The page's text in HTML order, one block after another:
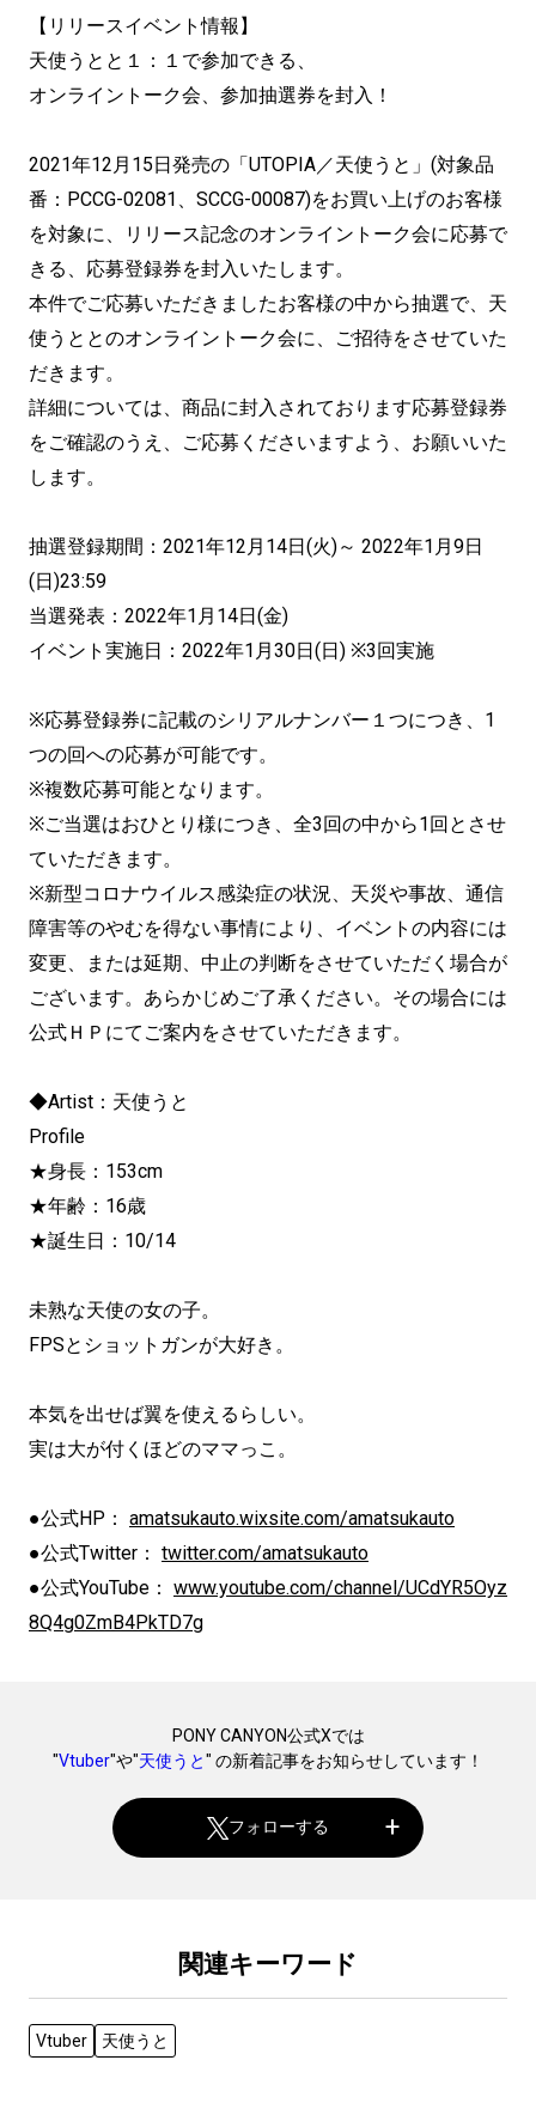
【リリースイベント情報】
天使うとと１：１で参加できる、
オンライントーク会、参加抽選券を封入！
2021年12月15日発売の「UTOPIA／天使うと」(対象品
番：PCCG-02081、SCCG-00087)をお買い上げのお客様
を対象に、リリース記念のオンライントーク会に応募で
きる、応募登録券を封入いたします。
本件でご応募いただきましたお客様の中から抽選で、天
使うととのオンライントーク会に、ご招待をさせていた
だきます。
詳細については、商品に封入されております応募登録券
をご確認のうえ、ご応募くださいますよう、お願いいた
します。
抽選登録期間：2021年12月14日(火)～ 2022年1月9日
(日)23:59
当選発表：2022年1月14日(金)
イベント実施日：2022年1月30日(日) ※3回実施
※応募登録券に記載のシリアルナンバー１つにつき、1
つの回への応募が可能です。
※複数応募可能となります。
※ご当選はおひとり様につき、全3回の中から1回とさせ
ていただきます。
※新型コロナウイルス感染症の状況、天災や事故、通信
障害等のやむを得ない事情により、イベントの内容には
変更、または延期、中止の判断をさせていただく場合が
ございます。あらかじめご了承ください。その場合には
公式ＨＰにてご案内をさせていただきます。
◆Artist：天使うと
Profile
★身長：153cm
★年齢：16歳
★誕生日：10/14
未熟な天使の女の子。
FPSとショットガンが大好き。
本気を出せば翼を使えるらしい。
実は大が付くほどのママっこ。
●公式HP： amatsukauto.wixsite.com/amatsukauto
●公式Twitter： twitter.com/amatsukauto
●公式YouTube： www.youtube.com/channel/UCdYR5Oyz
8Q4g0ZmB4PkTD7g
PONY CANYON公式Xでは
"Vtuber"や"天使うと" の新着記事をお知らせしています！
フォローする
関連キーワード
Vtuber 天使うと